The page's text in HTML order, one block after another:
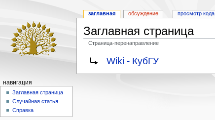
Заглавная страница
Страница-перенаправление
Перейти
навигации
Перейти
поиску
Перенаправление на:
Wiki - КубГУ
заглавная обсуждение просмотр кода
навигация
Заглавная страница
Случайная статья
Справка